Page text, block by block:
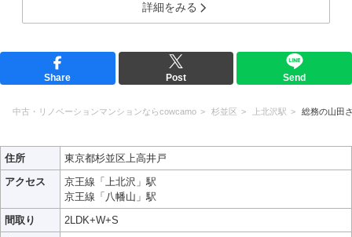
詳細をみる
Share Post Send
中古・リノベーションマンションならcowcamo 杉並区 上北沢駅 総務の山田
住所
東京都杉並区上高井戸
アクセス
京王線「上北沢」駅
京王線「八幡山」駅
間取り
2LDK+W+S